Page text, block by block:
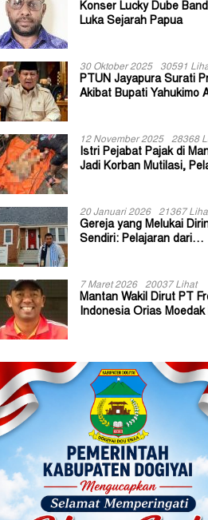
Konser Lucky Dube
Luka Sejarah Papua
30 Oktober 2025 30591
PTUN Jayapura Surati
Akibat Bupati Yahukimo
12 November 2025 28368
Istri Pejabat Pajak di
Jadi Korban Mutilasi,
20 Januari 2026 21367
Gereja yang Melukai
Sendiri: Pelajaran dari
7 Maret 2026 20037 Lihat
Mantan Wakil Dirut PT
Indonesia Orias Moedak